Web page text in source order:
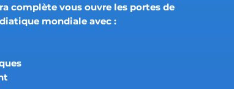
complète vous ouvre les portes de
mondiale avec :